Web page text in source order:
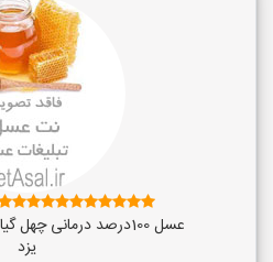
عسل 100درصد درمانی چهل گیاه و آویشن به ضمانت
یزد